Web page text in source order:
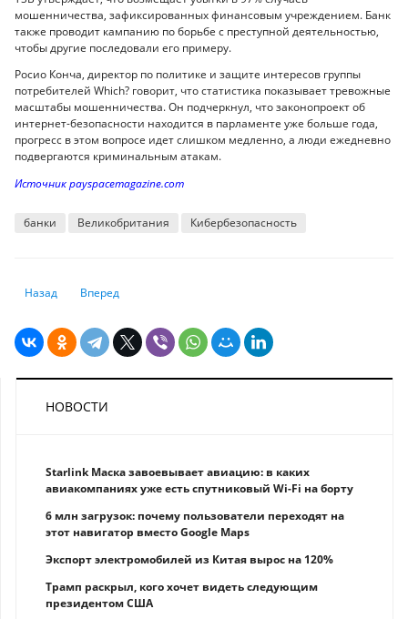
мошенничества, зафиксированных финансовым учреждением. Банк
также проводит кампанию по борьбе с преступной деятельностью,
чтобы другие последовали его примеру.
Росио Конча, директор по политике и защите интересов группы
потребителей Which? говорит, что статистика показывает тревожные
масштабы мошенничества. Он подчеркнул, что законопроект об
интернет-безопасности находится в парламенте уже больше года,
прогресс в этом вопросе идет слишком медленно, а люди ежедневно
подвергаются криминальным атакам.
Источник payspacemagazine.com
банки Великобритания Кибербезопасность
Предыдущий: Спрос на золото со стороны центральных банков
Назад Следующий: Starbucks тестирует платежи на ладони
Вперед
НОВОСТИ
Starlink Маска завоевывает авиацию: в каких
авиакомпаниях уже есть спутниковый Wi-Fi на борту
6 млн загрузок: почему пользователи переходят на
этот навигатор вместо Google Maps
Экспорт электромобилей из Китая вырос на 120%
Трамп раскрыл, кого хочет видеть следующим
президентом США